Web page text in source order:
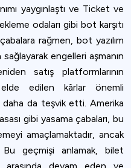
yaygınlaştı ve Ticket ve
odaları gibi bot karşıtı
rağmen, bot yazılım
engelleri aşmanın
satış platformlarının
edilen kârlar önemli
daha da teşvik etti. Amerika
gibi yasama çabaları, bu
amaçlamaktadır, ancak
geçmişi anlamak, bilet